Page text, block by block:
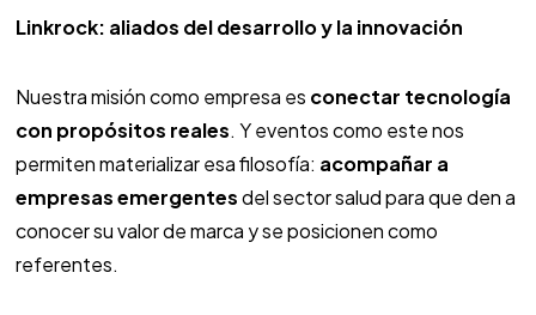
Linkrock: aliados del desarrollo y la innovación
Nuestra misión como empresa es conectar tecnología
con propósitos reales. Y eventos como este nos
permiten materializar esa filosofía: acompañar a
empresas emergentesdel sector salud para que den a
conocer su valor de marca y se posicionen como
referentes.